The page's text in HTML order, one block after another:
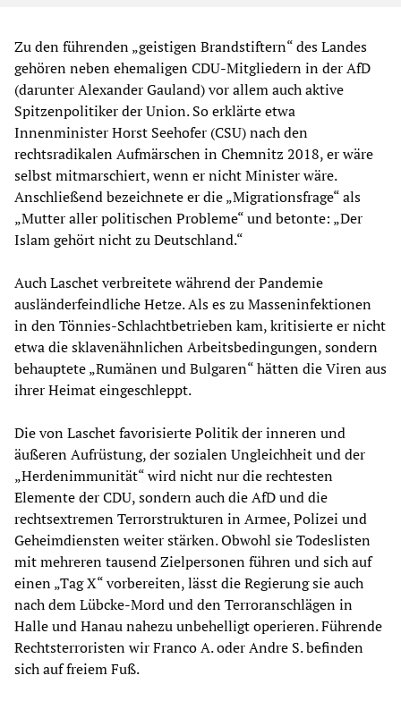
Zu den führenden „geistigen Brandstiftern“ des Landes
gehören neben ehemaligen CDU-Mitgliedern in der AfD
(darunter Alexander Gauland) vor allem auch aktive
Spitzenpolitiker der Union. So erklärte etwa
Innenminister Horst Seehofer (CSU) nach den
rechtsradikalen Aufmärschen in Chemnitz 2018, er wäre
selbst mitmarschiert, wenn er nicht Minister wäre.
Anschließend bezeichnete er die „Migrationsfrage“ als
„Mutter aller politischen Probleme“ und betonte: „Der
Islam gehört nicht zu Deutschland.“
Auch Laschet verbreitete während der Pandemie
ausländerfeindliche Hetze. Als es zu Masseninfektionen
in den Tönnies-Schlachtbetrieben kam, kritisierte er nicht
etwa die sklavenähnlichen Arbeitsbedingungen, sondern
behauptete „Rumänen und Bulgaren“ hätten die Viren aus
ihrer Heimat eingeschleppt.
Die von Laschet favorisierte Politik der inneren und
äußeren Aufrüstung, der sozialen Ungleichheit und der
„Herdenimmunität“ wird nicht nur die rechtesten
Elemente der CDU, sondern auch die AfD und die
rechtsextremen Terrorstrukturen in Armee, Polizei und
Geheimdiensten weiter stärken. Obwohl sie Todeslisten
mit mehreren tausend Zielpersonen führen und sich auf
einen „Tag X“ vorbereiten, lässt die Regierung sie auch
nach dem Lübcke-Mord und den Terroranschlägen in
Halle und Hanau nahezu unbehelligt operieren. Führende
Rechtsterroristen wir Franco A. oder Andre S. befinden
sich auf freiem Fuß.